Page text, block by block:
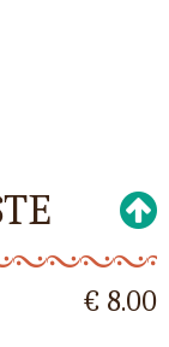
€ 8.00